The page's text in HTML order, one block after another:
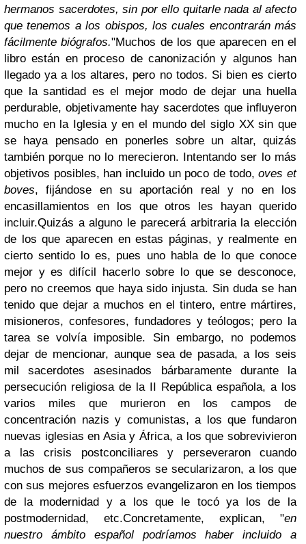
hermanos sacerdotes, sin por ello quitarle nada al afecto
que tenemos a los obispos, los cuales encontrarán más
fácilmente biógrafos."Muchos de los que aparecen en el
libro están en proceso de canonización y algunos han
llegado ya a los altares, pero no todos. Si bien es cierto
que la santidad es el mejor modo de dejar una huella
perdurable, objetivamente hay sacerdotes que influyeron
mucho en la Iglesia y en el mundo del siglo XX sin que
se haya pensado en ponerles sobre un altar, quizás
también porque no lo merecieron. Intentando ser lo más
objetivos posibles, han incluido un poco de todo,oves et
boves, fijándose en su aportación real y no en los
encasillamientos en los que otros les hayan querido
incluir.Quizás a alguno le parecerá arbitraria la elección
de los que aparecen en estas páginas, y realmente en
cierto sentido lo es, pues uno habla de lo que conoce
mejor y es difícil hacerlo sobre lo que se desconoce,
pero no creemos que haya sido injusta. Sin duda se han
tenido que dejar a muchos en el tintero, entre mártires,
misioneros, confesores, fundadores y teólogos; pero la
tarea se volvía imposible. Sin embargo, no podemos
dejar de mencionar, aunque sea de pasada, a los seis
mil sacerdotes asesinados bárbaramente durante la
persecución religiosa de la II República española, a los
varios miles que murieron en los campos de
concentración nazis y comunistas, a los que fundaron
nuevas iglesias en Asia y África, a los que sobrevivieron
a las crisis postconciliares y perseveraron cuando
muchos de sus compañeros se secularizaron, a los que
con sus mejores esfuerzos evangelizaron en los tiempos
de la modernidad y a los que le tocó ya los de la
postmodernidad, etc.Concretamente, explican, "en
nuestro ámbito español podríamos haber incluido a